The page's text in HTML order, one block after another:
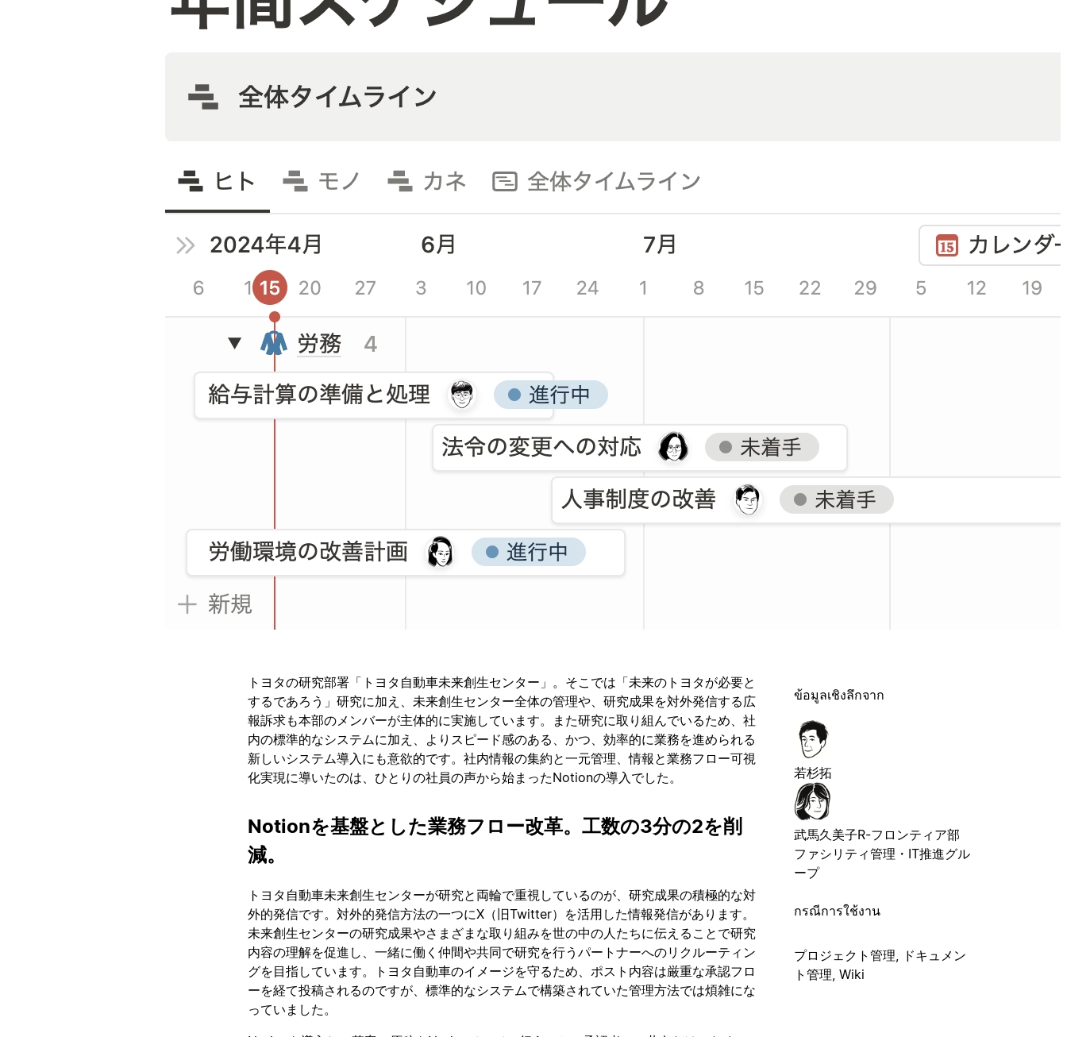
トヨタの研究部署「トヨタ自動車未来創生センター」。そこでは「未来のトヨタが必要と
するであろう」研究に加え、未来創生センター全体の管理や、研究成果を対外発信する広
報訴求も本部のメンバーが主体的に実施しています。また研究に取り組んでいるため、社
内の標準的なシステムに加え、よりスピード感のある、かつ、効率的に業務を進められる
新しいシステム導入にも意欲的です。社内情報の集約と一元管理、情報と業務フロー可視
化実現に導いたのは、ひとりの社員の声から始まったNotionの導入でした。
Notionを基盤とした業務フロー改革。工数の3分の2を削
減。
トヨタ自動車未来創生センターが研究と両輪で重視しているのが、研究成果の積極的な対
外的発信です。対外的発信方法の一つにX（旧Twitter）を活用した情報発信があります。
未来創生センターの研究成果やさまざまな取り組みを世の中の人たちに伝えることで研究
内容の理解を促進し、一緒に働く仲間や共同で研究を行うパートナーへのリクルーティン
グを目指しています。トヨタ自動車のイメージを守るため、ポスト内容は厳重な承認フロ
ーを経て投稿されるのですが、標準的なシステムで構築されていた管理方法では煩雑にな
っていました。
ข้อมูลเชิงลึกจาก
若杉拓
武馬久美子R-フロンティア部
ファシリティ管理・IT推進グル
ープ
กรณีการใช้งาน
プロジェクト管理, ドキュメン
ト管理, Wiki